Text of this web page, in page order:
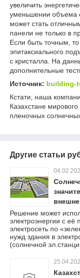
увеличить
уменьшении объема
может стать
панели не только в
Если быть точным,
эпитаксиального
с кристалла. На
дополнительные
Источник: building-
Кстати, наша
Казахстане
пленочных
Другие статьи
зданий.
Решение может
электроэнергии с
электросеть по
нужд здания в
(солнечной